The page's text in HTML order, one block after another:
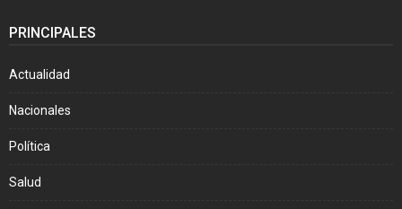
PRINCIPALES
Actualidad
Nacionales
Política
Salud